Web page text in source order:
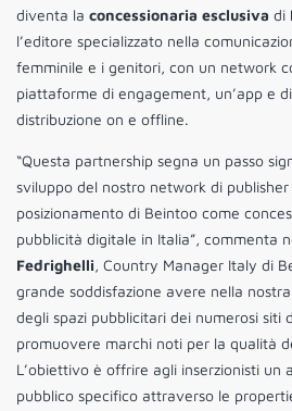
diventa la concessionaria esclusiva di
l’editore specializzato nella
femminile e i genitori, con un network
piattaforme di engagement, un’app e
distribuzione on e offline.
“Questa partnership segna un passo
sviluppo del nostro network di
posizionamento di Beintoo come
pubblicità digitale in Italia”, commenta
Fedrighelli, Country Manager Italy di
grande soddisfazione avere nella
degli spazi pubblicitari dei numerosi siti
promuovere marchi noti per la qualità
L’obiettivo è offrire agli inserzionisti un
pubblico specifico attraverso le